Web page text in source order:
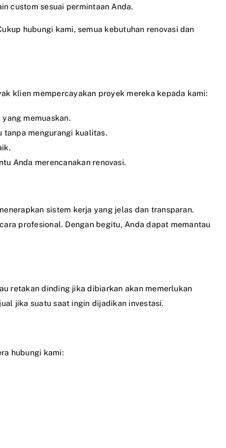
custom sesuai permintaan Anda.
hubungi kami, semua kebutuhan renovasi dan
klien mempercayakan proyek mereka kepada kami:
memuaskan.
tanpa mengurangi kualitas.
Anda merencanakan renovasi.
sistem kerja yang jelas dan transparan.
profesional. Dengan begitu, Anda dapat memantau
retakan dinding jika dibiarkan akan memerlukan
jika suatu saat ingin dijadikan investasi.
hubungi kami: